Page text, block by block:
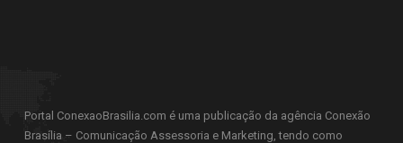
Portal ConexaoBrasilia.com é uma publicação da agência Conexão
Brasília – Comunicação Assessoria e Marketing, tendo como